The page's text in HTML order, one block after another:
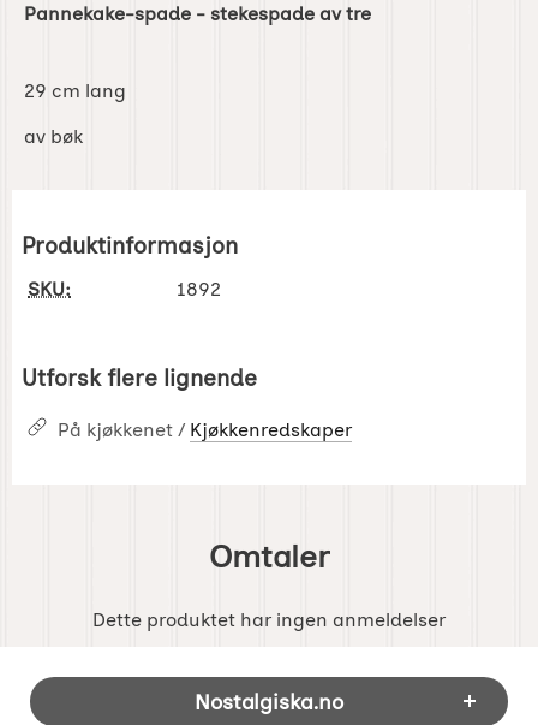
Pannekake-spade - stekespade av tre
29 cm lang
av bøk
Produktinformasjon
SKU: 1892
Utforsk flere lignende
På kjøkkenet / Kjøkkenredskaper
Omtaler
Dette produktet har ingen anmeldelser
Footer-innhold Blandet informasjon og
Nostalgiska.no